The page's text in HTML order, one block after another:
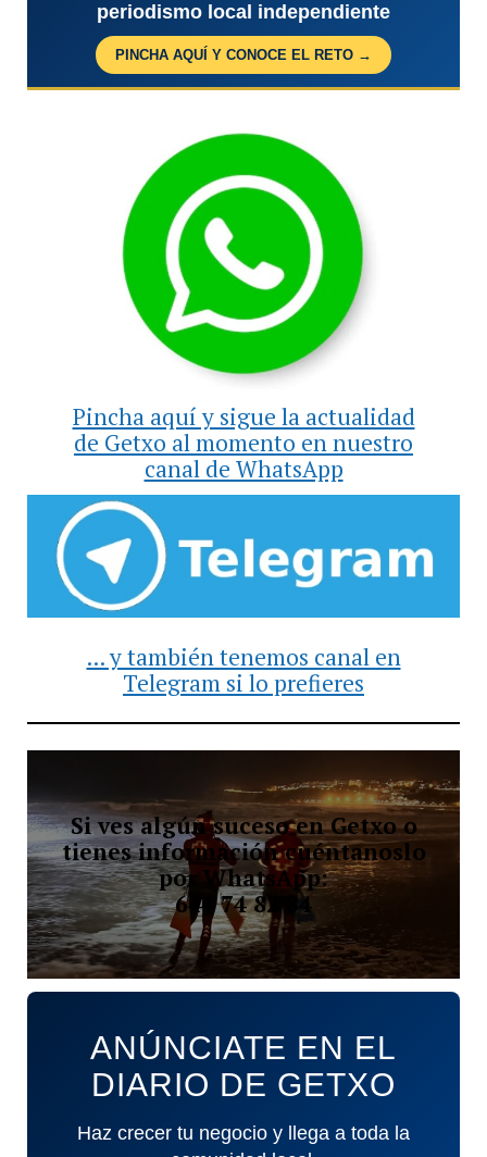
periodismo local independiente
PINCHA AQUÍ Y CONOCE EL RETO →
Pincha aquí y sigue la actualidad
de Getxo al momento en nuestro
canal de WhatsApp
... y también tenemos canal en
Telegram si lo prefieres
Si ves algún suceso en Getxo o
tienes información cuéntanoslo
por WhatsApp:
644 74 82 84
ANÚNCIATE EN EL
DIARIO DE GETXO
Haz crecer tu negocio y llega a toda la